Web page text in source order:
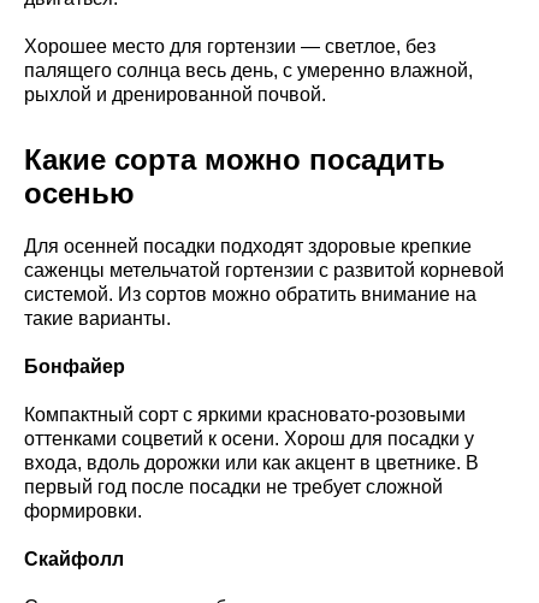
Хорошее место для гортензии — светлое, без
палящего солнца весь день, с умеренно влажной,
рыхлой и дренированной почвой.
Какие сорта можно посадить
осенью
Для осенней посадки подходят здоровые крепкие
саженцы метельчатой гортензии с развитой корневой
системой. Из сортов можно обратить внимание на
такие варианты.
Бонфайер
Компактный сорт с яркими красновато-розовыми
оттенками соцветий к осени. Хорош для посадки у
входа, вдоль дорожки или как акцент в цветнике. В
первый год после посадки не требует сложной
формировки.
Скайфолл